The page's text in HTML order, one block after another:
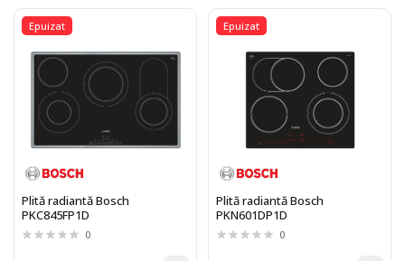
Epuizat
Plită radiantă Bosch
PKC845FP1D
0
Epuizat
Plită radiantă Bosch
PKN601DP1D
0